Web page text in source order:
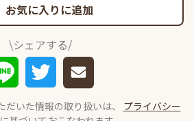
お気に入りに追加
\シェアする/
いた情報の取り扱いは、 プライバシー